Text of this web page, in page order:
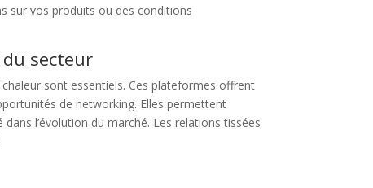
sur vos produits ou des conditions
secteur
chaleur sont essentiels. Ces plateformes offrent
de networking. Elles permettent
l’évolution du marché. Les relations tissées